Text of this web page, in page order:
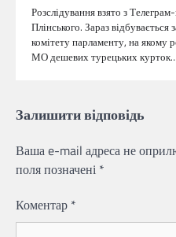
Розслідування взято з
Плінського. Зараз
комітету парламенту, на якому
МО дешевих турецьких
Залишити відповідь
Ваша e-mail адреса не
поля позначені *
Коментар *